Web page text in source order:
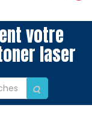
votre
laser